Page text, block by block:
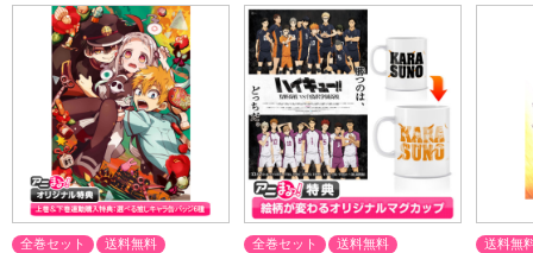
全巻セット 送料無料 全巻セット 送料無料 送料無